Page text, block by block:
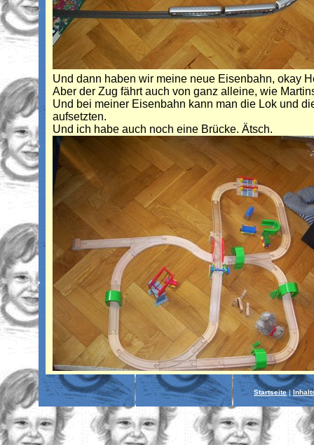
Und dann haben wir meine neue Eisenbahn, okay
Aber der Zug fährt auch von ganz alleine, wie
Und bei meiner Eisenbahn kann man die Lok und
aufsetzten.
Und ich habe auch noch eine Brücke. Ätsch.
Startseite|